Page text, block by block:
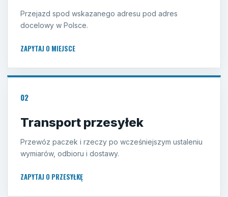
Przejazd spod wskazanego adresu pod adres
docelowy w Polsce.
ZAPYTAJ O MIEJSCE
02
Transport przesyłek
Przewóz paczek i rzeczy po wcześniejszym ustaleniu
wymiarów, odbioru i dostawy.
ZAPYTAJ O PRZESYŁKĘ